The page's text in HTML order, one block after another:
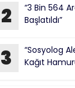
2
“3 Bin 564
Başlatıldı”
3
“Sosyolog
Kağıt